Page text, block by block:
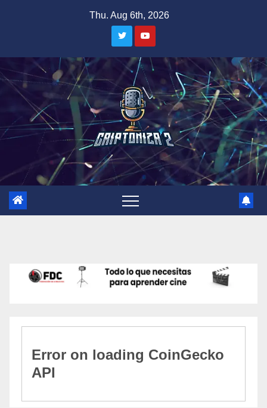
Thu. Aug 6th, 2026